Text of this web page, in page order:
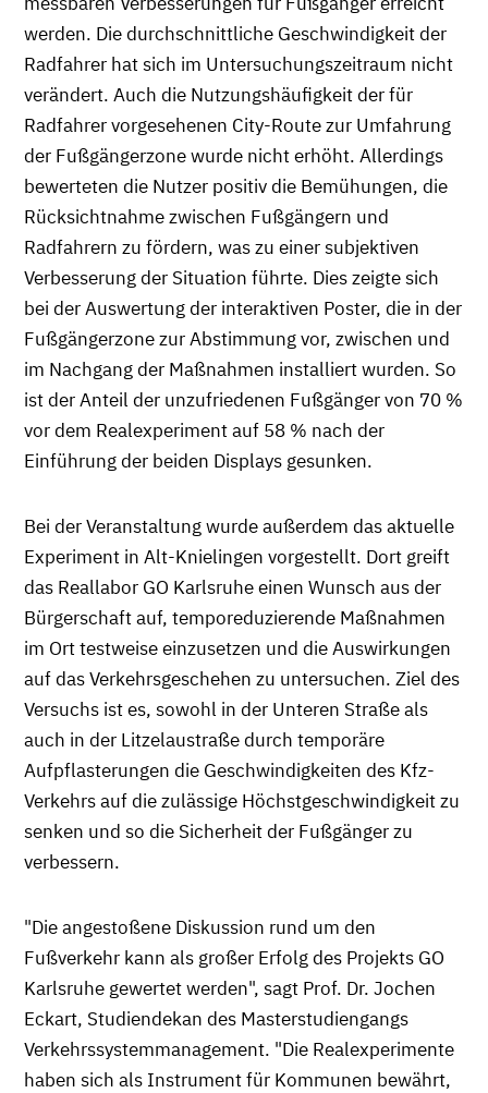
werden. Die durchschnittliche Geschwindigkeit der
Radfahrer hat sich im Untersuchungszeitraum nicht
verändert. Auch die Nutzungshäufigkeit der für
Radfahrer vorgesehenen City-Route zur Umfahrung
der Fußgängerzone wurde nicht erhöht. Allerdings
bewerteten die Nutzer positiv die Bemühungen, die
Rücksichtnahme zwischen Fußgängern und
Radfahrern zu fördern, was zu einer subjektiven
Verbesserung der Situation führte. Dies zeigte sich
bei der Auswertung der interaktiven Poster, die in der
Fußgängerzone zur Abstimmung vor, zwischen und
im Nachgang der Maßnahmen installiert wurden. So
ist der Anteil der unzufriedenen Fußgänger von 70 %
vor dem Realexperiment auf 58 % nach der
Einführung der beiden Displays gesunken.
Bei der Veranstaltung wurde außerdem das aktuelle
Experiment in Alt-Knielingen vorgestellt. Dort greift
das Reallabor GO Karlsruhe einen Wunsch aus der
Bürgerschaft auf, temporeduzierende Maßnahmen
im Ort testweise einzusetzen und die Auswirkungen
auf das Verkehrsgeschehen zu untersuchen. Ziel des
Versuchs ist es, sowohl in der Unteren Straße als
auch in der Litzelaustraße durch temporäre
Aufpflasterungen die Geschwindigkeiten des Kfz-
Verkehrs auf die zulässige Höchstgeschwindigkeit zu
senken und so die Sicherheit der Fußgänger zu
verbessern.
"Die angestoßene Diskussion rund um den
Fußverkehr kann als großer Erfolg des Projekts GO
Karlsruhe gewertet werden", sagt Prof. Dr. Jochen
Eckart, Studiendekan des Masterstudiengangs
Verkehrssystemmanagement. "Die Realexperimente
haben sich als Instrument für Kommunen bewährt,